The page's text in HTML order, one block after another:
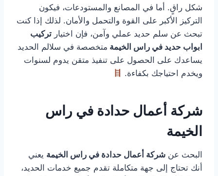
شكل راقٍ. أما في المصانع والمستودعات، فيكون
التركيز الأكبر على القوة والتحمل والأمان. لذلك إذا كنت
تبحث عن سلم حديد عملي وآمن، فإن اختيار تركيب
ابواب حديد في راس الخيمة متخصصة في سلالم الحديد
يساعدك على الحصول على تنفيذ متقن يدوم لسنوات
ويخدم احتياجك بكفاءة.
شركة أعمال حدادة في راس
الخيمة
البحث عن شركة أعمال حدادة في راس الخيمة يعني
أنك تحتاج إلى جهة متكاملة تقدم جميع خدمات الحديد،